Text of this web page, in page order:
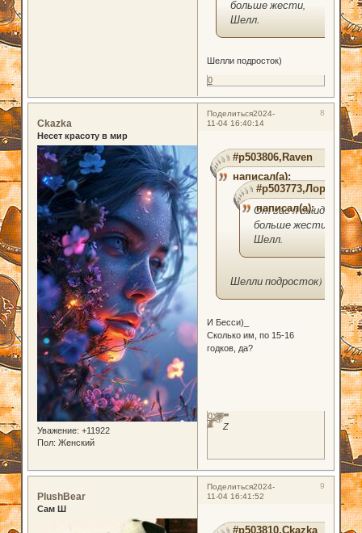
больше жести,
Шелл.
Шелли подросток)
0
Поделиться 8
2024-
11-04 16:40:14
Ckazka
Несет красоту в мир
Уважение: +11922
Пол: Женский
#p503806,Raven
написал(а):
#p503773,Лориэль
написал(а):
От вас я ожидала
больше жести,
Шелл.
Шелли подросток)
И Бесси)_
Сколько им, по 15-16
годков, да?
Z
0
Поделиться 9
2024-
11-04 16:41:52
PlushBear
Сам Ш
#p503810,Ckazka